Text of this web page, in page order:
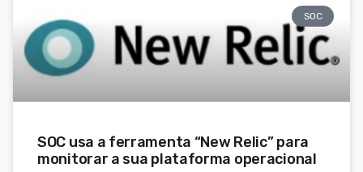
SOC
SOC usa a ferramenta “New Relic” para
monitorar a sua plataforma operacional